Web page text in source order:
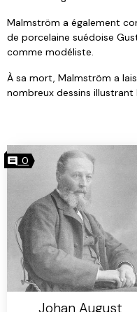
Malmström a également
de porcelaine suédoise
comme modéliste.
À sa mort, Malmström a
nombreux dessins illustrant
0
Johan August